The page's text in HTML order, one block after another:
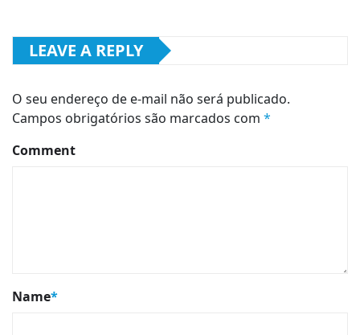
LEAVE A REPLY
O seu endereço de e-mail não será publicado.
Campos obrigatórios são marcados com *
Comment
Name*